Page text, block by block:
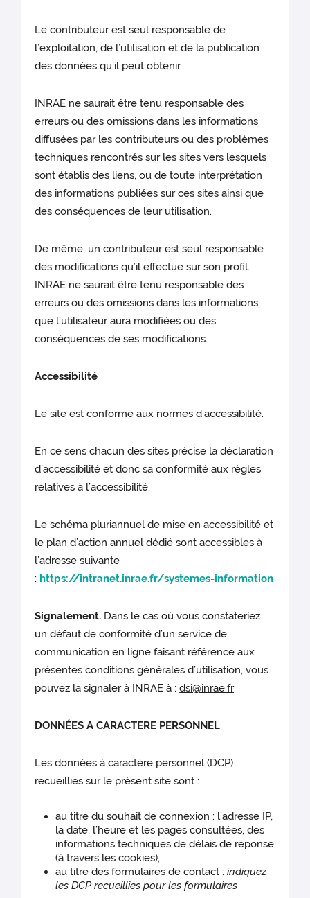
Le contributeur est seul responsable de
l’exploitation, de l’utilisation et de la publication
des données qu’il peut obtenir.
INRAE ne saurait être tenu responsable des
erreurs ou des omissions dans les informations
diffusées par les contributeurs ou des problèmes
techniques rencontrés sur les sites vers lesquels
sont établis des liens, ou de toute interprétation
des informations publiées sur ces sites ainsi que
des conséquences de leur utilisation.
De même, un contributeur est seul responsable
des modifications qu’il effectue sur son profil.
INRAE ne saurait être tenu responsable des
erreurs ou des omissions dans les informations
que l’utilisateur aura modifiées ou des
conséquences de ses modifications.
Accessibilité
Le site est conforme aux normes d’accessibilité.
En ce sens chacun des sites précise la déclaration
d’accessibilité et donc sa conformité aux règles
relatives à l’accessibilité.
Le schéma pluriannuel de mise en accessibilité et
le plan d’action annuel dédié sont accessibles à
l’adresse suivante
: https://intranet.inrae.fr/systemes-information
Signalement. Dans le cas où vous constateriez
un défaut de conformité d’un service de
communication en ligne faisant référence aux
présentes conditions générales d’utilisation, vous
pouvez la signaler à INRAE à :dsi@inrae.fr
DONNÉES A CARACTERE PERSONNEL
Les données à caractère personnel (DCP)
recueillies sur le présent site sont :
au titre du souhait de connexion : l’adresse IP,
la date, l’heure et les pages consultées, des
informations techniques de délais de réponse
(à travers les cookies),
au titre des formulaires de contact :indiquez
les DCP recueillies pour les formulaires